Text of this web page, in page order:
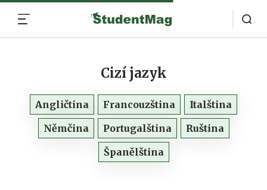
Cizí jazyk
Angličtina Francouzština
Italština
Němčina
Portugalština
Ruština
Španělština